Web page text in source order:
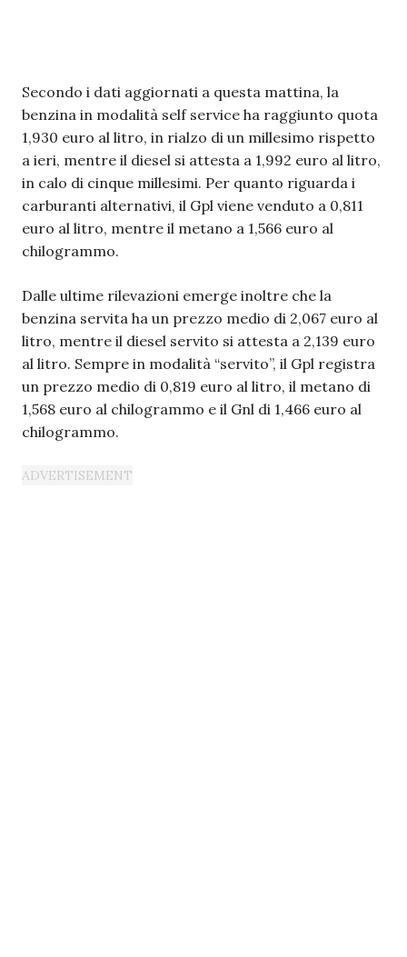
Secondo i dati aggiornati a questa mattina, la
benzina in modalità self service ha raggiunto quota
1,930 euro al litro, in rialzo di un millesimo rispetto
a ieri, mentre il diesel si attesta a 1,992 euro al litro,
in calo di cinque millesimi. Per quanto riguarda i
carburanti alternativi, il Gpl viene venduto a 0,811
euro al litro, mentre il metano a 1,566 euro al
chilogrammo.
Dalle ultime rilevazioni emerge inoltre che la
benzina servita ha un prezzo medio di 2,067 euro al
litro, mentre il diesel servito si attesta a 2,139 euro
al litro. Sempre in modalità “servito”, il Gpl registra
un prezzo medio di 0,819 euro al litro, il metano di
1,568 euro al chilogrammo e il Gnl di 1,466 euro al
chilogrammo.